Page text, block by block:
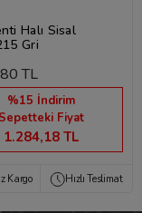
Halı Sisal
Gri
TL
%15 İndirim
Sepetteki Fiyat
1.284,18 TL
Kargo Hızlı Teslimat